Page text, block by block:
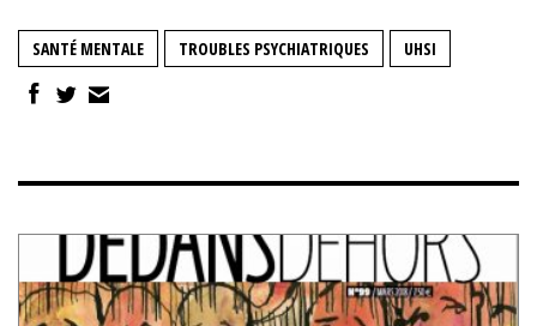
SANTÉ MENTALE TROUBLES PSYCHIATRIQUES UHSI